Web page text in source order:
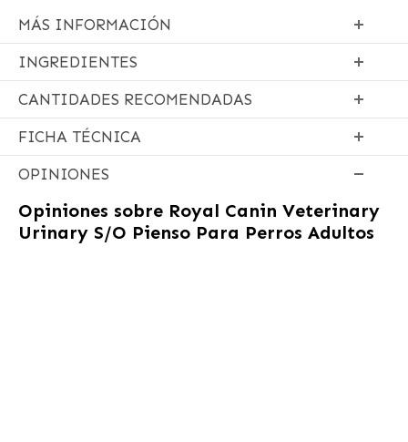
MÁS INFORMACIÓN
INGREDIENTES
CANTIDADES RECOMENDADAS
FICHA TÉCNICA
OPINIONES
Opiniones sobre Royal Canin Veterinary
Urinary S/O Pienso Para Perros Adultos